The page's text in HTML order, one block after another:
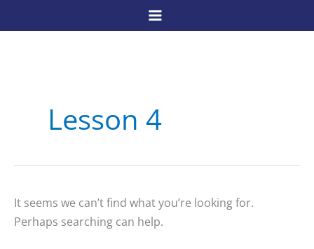
to
Lesson 4
It seems we can’t find what you’re looking for.
Perhaps searching can help.